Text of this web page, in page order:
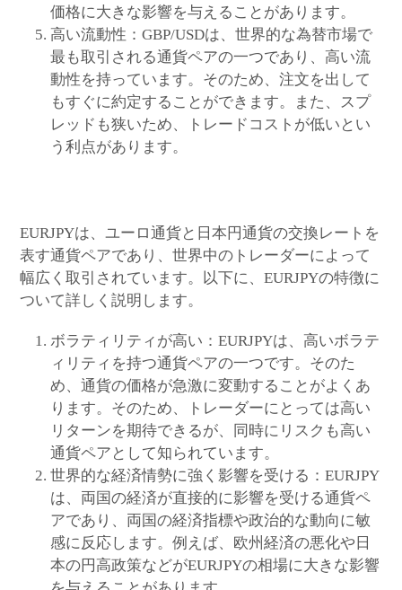
価格に大きな影響を与えることがあります。
高い流動性：GBP/USDは、世界的な為替市場で
最も取引される通貨ペアの一つであり、高い流
動性を持っています。そのため、注文を出して
もすぐに約定することができます。また、スプ
レッドも狭いため、トレードコストが低いとい
う利点があります。
EURJPYは、ユーロ通貨と日本円通貨の交換レートを
表す通貨ペアであり、世界中のトレーダーによって
幅広く取引されています。以下に、EURJPYの特徴に
ついて詳しく説明します。
ボラティリティが高い：EURJPYは、高いボラテ
ィリティを持つ通貨ペアの一つです。そのた
め、通貨の価格が急激に変動することがよくあ
ります。そのため、トレーダーにとっては高い
リターンを期待できるが、同時にリスクも高い
通貨ペアとして知られています。
世界的な経済情勢に強く影響を受ける：EURJPY
は、両国の経済が直接的に影響を受ける通貨ペ
アであり、両国の経済指標や政治的な動向に敏
感に反応します。例えば、欧州経済の悪化や日
本の円高政策などがEURJPYの相場に大きな影響